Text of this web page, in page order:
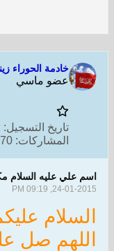
خادمة الحوراء
عضو ماسي
تاريخ التسجيل:
المشاركات:
اسم علي عليه السلام
24-01-2015, 09:19 PM
السلام
اللهم صل